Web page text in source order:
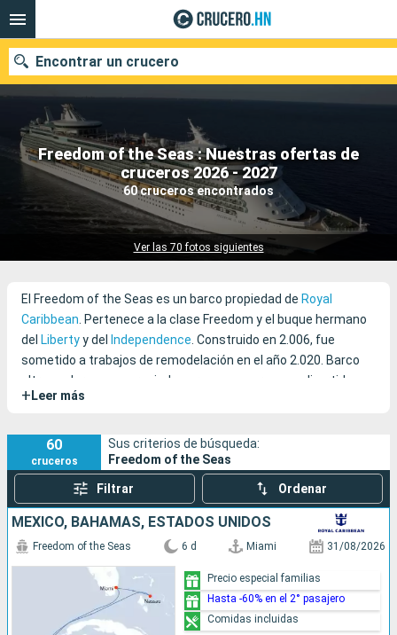
Freedom of the Seas : Nuestras ofertas de
cruceros 2026 - 2027
60 cruceros encontrados
Ver las 70 fotos siguientes
Encontrar un crucero
Nuestros destinos
Fecha de salida
Compañías
El Freedom of the Seas es un barco propiedad de Royal
Caribbean. Pertenece a la clase Freedom y el buque hermano
del Libertyy del Independence. Construido en 2.006, fue
sometido a trabajos de remodelación en el año 2.020. Barco
ultramoderno, es apreciado por sus numerosos y divertidos
entretenimientos.
+ Leer más
60
cruceros
Sus criterios de búsqueda:
Freedom of the Seas
Filtrar Ordenar
MÉXICO, BAHAMAS, ESTADOS UNIDOS
Freedom of the Seas 6 d Miami 31/08/2026
Precio especial familias
Hasta -60% en el 2° pasajero
Comidas incluidas